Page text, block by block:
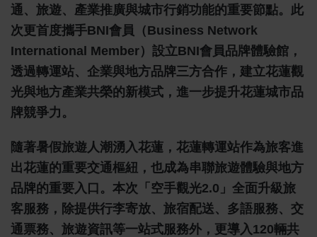
通、旅遊、產業推廣與城市行銷功能的重要節點。此
次更首度攜手BNI會員（Business Network
International Member）設立BNI會員品牌體驗館，
透過轉運站、企業與地方品牌三方合作，建立花蓮觀
光與地方產業共榮的新模式，進一步提升花蓮城市品
牌競爭力。
隨著暑假旅遊人潮湧入花蓮，花蓮轉運站作為旅客進
出花蓮的重要交通樞紐，也成為串聯旅遊體驗與地方
品牌的重要入口。本次「空手觀光2.0」全面升級旅
客服務，除提供行李寄放、旅宿配送、多語服務、交
通票務、旅遊資訊等一站式服務外，更導入120輛共